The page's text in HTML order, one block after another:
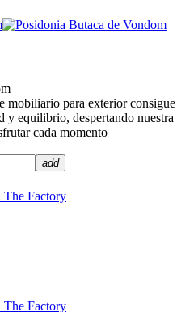
mobiliario para exterior consigue
y equilibrio, despertando nuestra
cada momento
add